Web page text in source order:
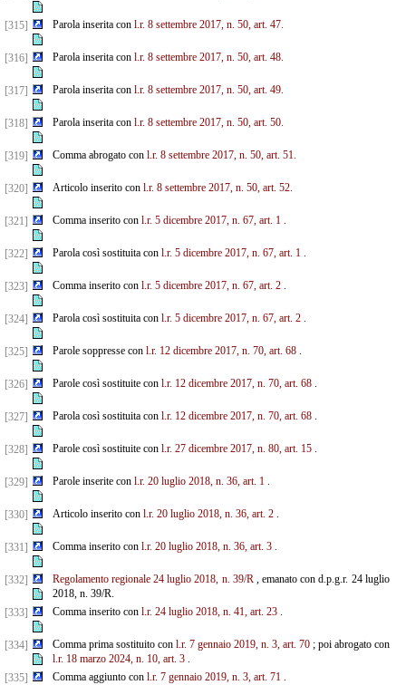
[315] Parola inserita con l.r. 8 settembre 2017, n. 50, art. 47.
[316] Parola inserita con l.r. 8 settembre 2017, n. 50, art. 48.
[317] Parola inserita con l.r. 8 settembre 2017, n. 50, art. 49.
[318] Parola inserita con l.r. 8 settembre 2017, n. 50, art. 50.
[319] Comma abrogato con l.r. 8 settembre 2017, n. 50, art. 51.
[320] Articolo inserito con l.r. 8 settembre 2017, n. 50, art. 52.
[321] Comma inserito con l.r. 5 dicembre 2017, n. 67, art. 1.
[322] Parola così sostituita con l.r. 5 dicembre 2017, n. 67, art. 1.
[323] Comma inserito con l.r. 5 dicembre 2017, n. 67, art. 2.
[324] Parola così sostituita con l.r. 5 dicembre 2017, n. 67, art. 2.
[325] Parole soppresse con l.r. 12 dicembre 2017, n. 70, art. 68.
[326] Parole così sostituite con l.r. 12 dicembre 2017, n. 70, art. 68.
[327] Parola così sostituita con l.r. 12 dicembre 2017, n. 70, art. 68.
[328] Parole così sostituite con l.r. 27 dicembre 2017, n. 80, art. 15.
[329] Parole inserite con l.r. 20 luglio 2018, n. 36, art. 1.
[330] Articolo inserito con l.r. 20 luglio 2018, n. 36, art. 2.
[331] Comma inserito con l.r. 20 luglio 2018, n. 36, art. 3.
[332] Regolamento regionale 24 luglio 2018, n. 39/R, emanato con d.p.g.r. 24 luglio
2018, n. 39/R.
[333]
Comma inserito con l.r. 24 luglio 2018, n. 41, art. 23.
[334] Comma prima sostituito con l.r. 7 gennaio 2019, n. 3, art. 70; poi abrogato con
l.r. 18 marzo 2024, n. 10, art. 3.
[335]
Comma aggiunto con l.r. 7 gennaio 2019, n. 3, art. 71.